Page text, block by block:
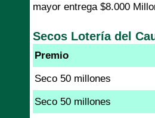
mayor entrega $8.000
Secos Lotería del
Premio
Seco 50 millones
Seco 50 millones